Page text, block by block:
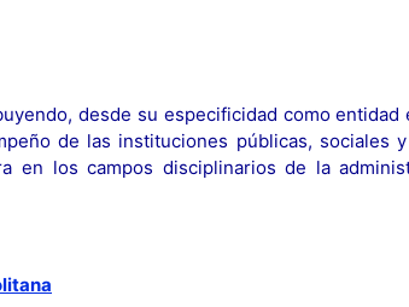
desde su especificidad como entidad
de las instituciones públicas, sociales
en los campos disciplinarios de la